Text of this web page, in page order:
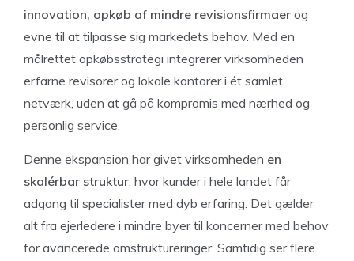
innovation, opkøb af mindre revisionsfirmaer og
evne til at tilpasse sig markedets behov. Med en
målrettet opkøbsstrategi integrerer virksomheden
erfarne revisorer og lokale kontorer i ét samlet
netværk, uden at gå på kompromis med nærhed og
personlig service.
Denne ekspansion har givet virksomheden en
skalérbar struktur, hvor kunder i hele landet får
adgang til specialister med dyb erfaring. Det gælder
alt fra ejerledere i mindre byer til koncerner med behov
for avancerede omstruktureringer. Samtidig ser flere